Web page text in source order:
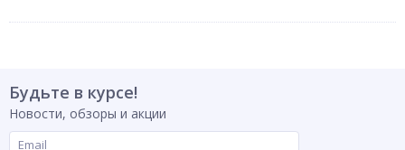
Будьте в курсе!
Новости, обзоры и акции